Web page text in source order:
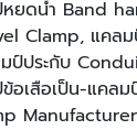
ยดน้ำ Band
Clamp, แคล
ป์ประกับ
อเสือเป็น-แคลม